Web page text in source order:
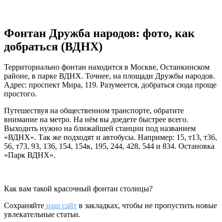
Фонтан Дружба народов: фото, как
добраться (ВДНХ)
Территориально фонтан находится в Москве, Останкинском
районе, в парке ВДНХ. Точнее, на площади Дружбы народов.
Адрес: проспект Мира, 119. Разумеется, добраться сюда проще
простого.
Путешествуя на общественном транспорте, обратите
внимание на метро. На нём вы доедете быстрее всего.
Выходить нужно на ближайшей станции под названием
«ВДНХ». Так же подходят и автобусы. Например: 15, т13, т36,
56, т73, 93, 136, 154, 154к, 195, 244, 428, 544 и 834. Остановка
«Парк ВДНХ».
Как вам такой красочный фонтан столицы?
Сохраняйте наш сайт в закладках, чтобы не пропустить новые
увлекательные статьи.